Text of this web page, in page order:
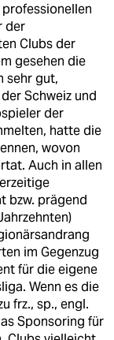
der
Clubs der
gesehen die
sehr gut,
Schweiz und
der
hatte die
wovon
Auch in allen
bzw. prägend
im Gegenzug
für die eigene
Wenn es die
frz., sp., engl.
Sponsoring für